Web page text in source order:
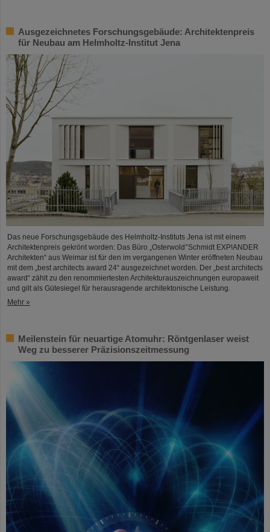
Ausgezeichnetes Forschungsgebäude: Architektenpreis
für Neubau am Helmholtz-Institut Jena
Das neue Forschungsgebäude des Helmholtz-Instituts Jena ist mit einem
Architektenpreis gekrönt worden: Das Büro „Osterwold°Schmidt EXP!ANDER
Architekten“ aus Weimar ist für den im vergangenen Winter eröffneten Neubau
mit dem „best architects award 24“ ausgezeichnet worden. Der „best architects
award“ zählt zu den renommiertesten Architekturauszeichnungen europaweit
und gilt als Gütesiegel für herausragende architektonische Leistung.
Mehr »
Meilenstein für neuartige Atomuhr: Röntgenlaser weist
Weg zu besserer Präzisionszeitmessung